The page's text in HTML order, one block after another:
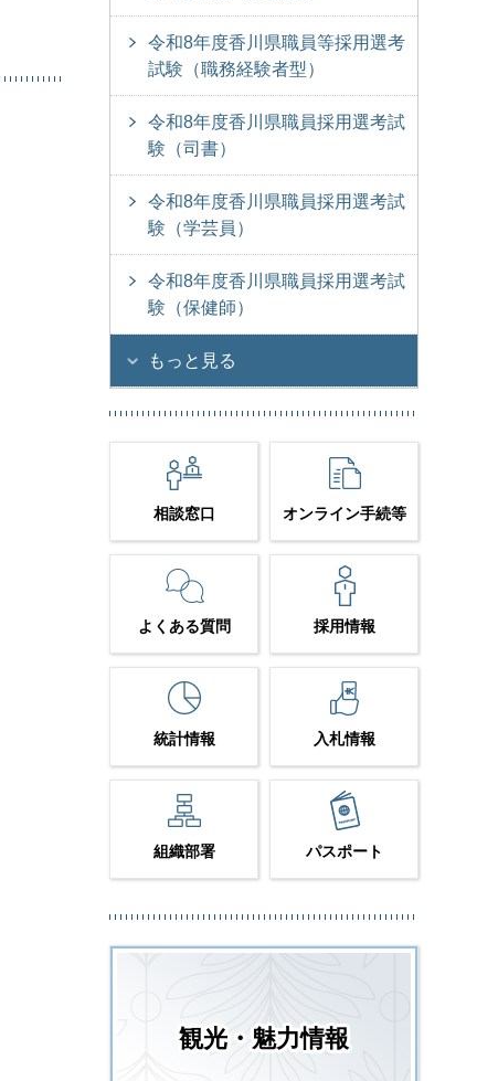
令和8年度香川県職員等採用選考
試験（職務経験者型）
令和8年度香川県職員採用選考試
験（司書）
令和8年度香川県職員採用選考試
験（学芸員）
令和8年度香川県職員採用選考試
験（保健師）
もっと見る
相談窓口 オンライン手続等
よくある質問 採用情報
統計情報 入札情報
組織部署 パスポート
観光・魅力情報